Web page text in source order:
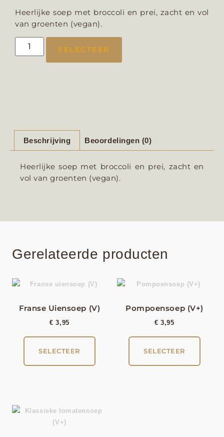
Heerlijke soep met broccoli en prei, zacht en vol
van groenten (vegan).
SELECTEER
Beschrijving Beoordelingen (0)
Heerlijke soep met broccoli en prei, zacht en
vol van groenten (vegan).
Gerelateerde producten
Franse Uiensoep (V)
€ 3,95
SELECTEER
Pompoensoep (V+)
€ 3,95
SELECTEER